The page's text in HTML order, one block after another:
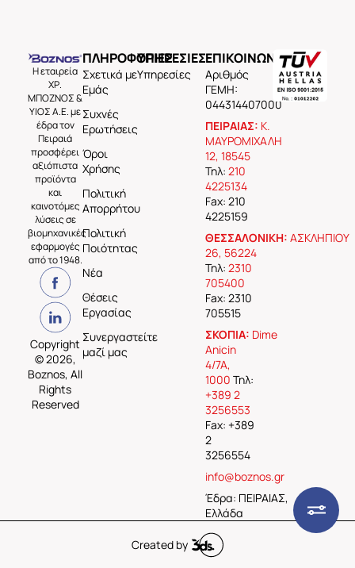
Η εταιρεία
ΧΡ.
ΜΠΟΖΝΟΣ &
ΥΙΟΣ Α.Ε. με
έδρα τον
Πειραιά
προσφέρει
αξιόπιστα
προϊόντα
και
καινοτόμες
λύσεις σε
βιομηχανικές
εφαρμογές
από το 1948.
Copyright
© 2026,
Boznos, All
Rights
Reserved
ΠΛΗΡΟΦΟΡΙΕΣ
Σχετικά με
Εμάς
Συχνές
Ερωτήσεις
Όροι
Χρήσης
Πολιτική
Απορρήτου
Πολιτική
Ποιότητας
Νέα
Θέσεις
Εργασίας
Συνεργαστείτε
μαζί μας
ΥΠΗΡΕΣΙΕΣ
Υπηρεσίες
ΕΠΙΚΟΙΝΩΝΙΑ
Aριθμός
ΓΕΜΗ:
044314407000
ΠΕΙΡΑΙΑΣ: Κ.
ΜΑΥΡΟΜΙΧΑΛΗ
12, 18545
Τηλ: 210
4225134
Fax: 210
4225159
ΘΕΣΣΑΛΟΝΙΚΗ: ΑΣΚΛΗΠΙΟΥ
26, 56224
Τηλ: 2310
705400
Fax: 2310
705515
ΣΚΟΠΙΑ: Dime
Anicin
4/7A,
1000 Τηλ:
+389 2
3256553
Fax: +389
2
3256554
info@boznos.gr
Έδρα: ΠΕΙΡΑΙΑΣ,
Ελλάδα
Created by